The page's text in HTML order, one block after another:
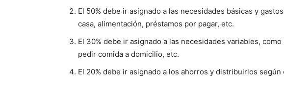
El 50% debe ir asignado a las necesidades básicas y
casa, alimentación, préstamos por pagar, etc.
El 30% debe ir asignado a las necesidades variables,
pedir comida a domicilio, etc.
El 20% debe ir asignado a los ahorros y distribuirlos según